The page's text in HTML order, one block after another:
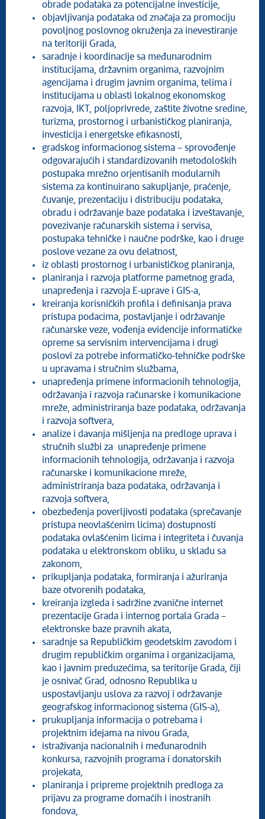
obrade podataka za potencijalne investicije,
objavljivanja podataka od značaja za promociju
povoljnog poslovnog okruženja za inevestiranje
na teritoriji Grada,
saradnje i koordinacije sa međunarodnim
institucijama, državnim organima, razvojnim
agencijama i drugim javnim organima, telima i
institucijama u oblasti lokalnog ekonomskog
razvoja, IKT, poljoprivrede, zaštite životne sredine,
turizma, prostornog i urbanističkog planiranja,
investicija i energetske efikasnosti,
gradskog informacionog sistema – sprovođenje
odgovarajućih i standardizovanih metodoloških
postupaka mrežno orjentisanih modularnih
sistema za kontinuirano sakupljanje, praćenje,
čuvanje, prezentaciju i distribuciju podataka,
obradu i održavanje baze podataka i izveštavanje,
povezivanje računarskih sistema i servisa,
postupaka tehničke i naučne podrške, kao i druge
poslove vezane za ovu delatnost,
iz oblasti prostornog i urbanističkog planiranja,
planiranja i razvoja platforme pametnog grada,
unapređenja i razvoja E-uprave i GIS-a,
kreiranja korisničkih profila i definisanja prava
pristupa podacima, postavljanje i održavanje
računarske veze, vođenja evidencije informatičke
opreme sa servisnim intervencijama i drugi
poslovi za potrebe informatičko-tehničke podrške
u upravama i stručnim službama,
unapređenja primene informacionih tehnologija,
održavanja i razvoja računarske i komunikacione
mreže, administriranja baze podataka, održavanja
i razvoja softvera,
analize i davanja mišljenja na predloge uprava i
stručnih službi za unapređenje primene
informacionih tehnologija, održavanja i razvoja
računarske i komunikacione mreže,
administriranja baza podataka, održavanja i
razvoja softvera,
obezbeđenja poverljivosti podataka (sprečavanje
pristupa neovlašćenim licima) dostupnosti
podataka ovlašćenim licima i integriteta i čuvanja
podataka u elektronskom obliku, u skladu sa
zakonom,
prikupljanja podataka, formiranja i ažuriranja
baze otvorenih podataka,
kreiranja izgleda i sadržine zvanične internet
prezentacije Grada i internog portala Grada –
elektronske baze pravnih akata,
saradnje sa Republičkim geodetskim zavodom i
drugim republičkim organima i organizacijama,
kao i javnim preduzećima, sa teritorije Grada, čiji
je osnivač Grad, odnosno Republika u
uspostavljanju uslova za razvoj i održavanje
geografskog informacionog sistema (GIS-a),
prukupljanja informacija o potrebama i
projektnim idejama na nivou Grada,
istraživanja nacionalnih i međunarodnih
konkursa, razvojnih programa i donatorskih
projekata,
planiranja i pripreme projektnih predloga za
prijavu za programe domaćih i inostranih
fondova,